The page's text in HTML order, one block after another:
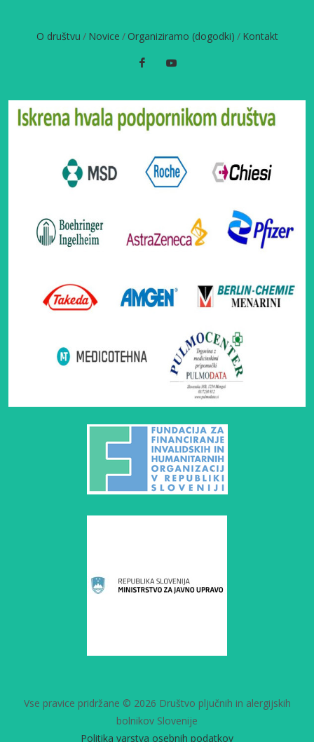
Vse pravice pridržane © 2026 Društvo pljučnih in alergijskih
bolnikov Slovenije
Politika varstva osebnih podatkov
O društvu / Novice / Organiziramo (dogodki) / Kontakt